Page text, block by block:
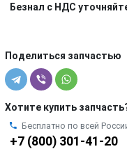
Безнал с НДС
Поделиться запчастью
Хотите купить
Бесплатно по всей
+7 (800) 301-41-20